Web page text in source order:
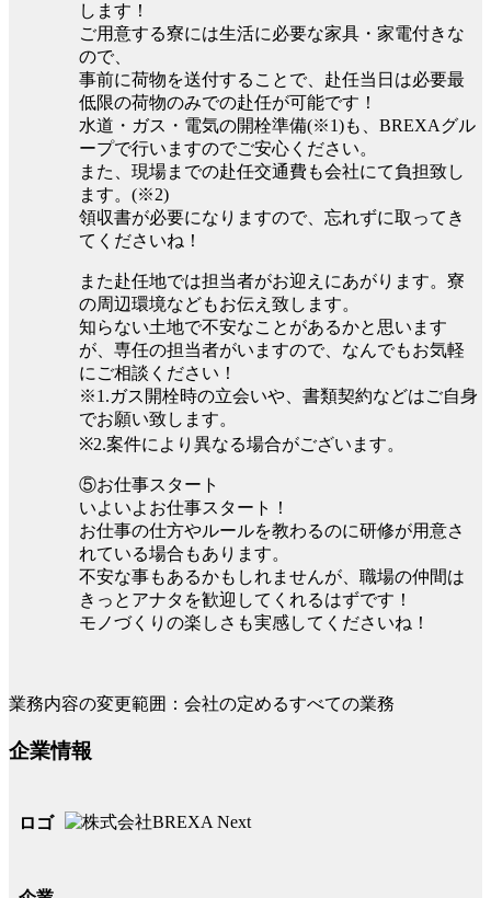
します！
ご用意する寮には生活に必要な家具・家電付きな
ので、
事前に荷物を送付することで、赴任当日は必要最
低限の荷物のみでの赴任が可能です！
水道・ガス・電気の開栓準備(※1)も、BREXAグル
ープで行いますのでご安心ください。
また、現場までの赴任交通費も会社にて負担致し
ます。(※2)
領収書が必要になりますので、忘れずに取ってき
てくださいね！
また赴任地では担当者がお迎えにあがります。寮
の周辺環境などもお伝え致します。
知らない土地で不安なことがあるかと思います
が、専任の担当者がいますので、なんでもお気軽
にご相談ください！
※1.ガス開栓時の立会いや、書類契約などはご自身
でお願い致します。
※2.案件により異なる場合がございます。
⑤お仕事スタート
いよいよお仕事スタート！
お仕事の仕方やルールを教わるのに研修が用意さ
れている場合もあります。
不安な事もあるかもしれませんが、職場の仲間は
きっとアナタを歓迎してくれるはずです！
モノづくりの楽しさも実感してくださいね！
業務内容の変更範囲：会社の定めるすべての業務
企業情報
ロゴ